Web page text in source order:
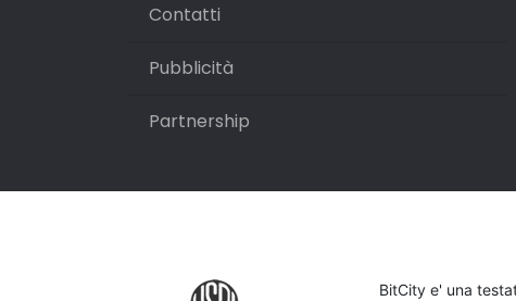
Contatti
Pubblicità
Partnership
BitCity e' una